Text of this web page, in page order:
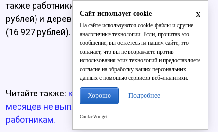
также работники гостиниц и ресторанов (14 684
рублей) и деревообрабатывающих производств
(16 927 рублей).
Читайте также: кировский фермер более двух
месяцев не выплачивал зарплату своим
работникам.
x
Сайт использует cookie
На сайте используются cookie-файлы и другие
аналогичные технологии. Если, прочитав это
сообщение, вы остаетесь на нашем сайте, это
означает, что вы не возражаете против
использования этих технологий и предоставляете
согласие на обработку ваших персональных
данных с помощью сервисов веб-аналитики.
Хорошо Подробнее
CookieWidget